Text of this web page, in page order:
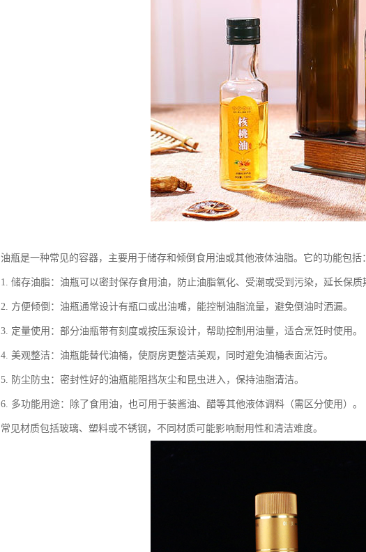
油瓶是一种常见的容器，主要用于储存和倾倒食用油或其他液体油脂。它的功能包括
1. 储存油脂：油瓶可以密封保存食用油，防止油脂氧化、受潮或受到污染，延长保质
2. 方便倾倒：油瓶通常设计有瓶口或出油嘴，能控制油脂流量，避免倒油时洒漏。
3. 定量使用：部分油瓶带有刻度或按压泵设计，帮助控制用油量，适合烹饪时使用。
4. 美观整洁：油瓶能替代油桶，使厨房更整洁美观，同时避免油桶表面沾污。
5. 防尘防虫：密封性好的油瓶能阻挡灰尘和昆虫进入，保持油脂清洁。
6. 多功能用途：除了食用油，也可用于装酱油、醋等其他液体调料（需区分使用）。
常见材质包括玻璃、塑料或不锈钢，不同材质可能影响耐用性和清洁难度。